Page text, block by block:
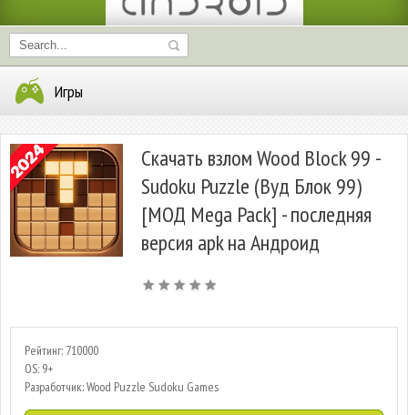
Игры
Скачать взлом Wood Block 99 -
Sudoku Puzzle (Вуд Блок 99)
[МОД Mega Pack] - последняя
версия apk на Андроид
Рейтинг: 710000
OS: 9+
Разработчик: Wood Puzzle Sudoku Games